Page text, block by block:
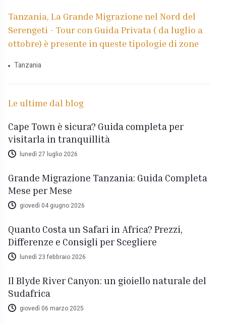
Tanzania, La Grande Migrazione nel Nord del
Serengeti - Tour con Guida Privata ( da luglio a
ottobre) è presente in queste tipologie di zone
Tanzania
Le ultime dal blog
Cape Town è sicura? Guida completa per
visitarla in tranquillità
lunedì 27 luglio 2026
Grande Migrazione Tanzania: Guida Completa
Mese per Mese
giovedì 04 giugno 2026
Quanto Costa un Safari in Africa? Prezzi,
Differenze e Consigli per Scegliere
lunedì 23 febbraio 2026
Il Blyde River Canyon: un gioiello naturale del
Sudafrica
giovedì 06 marzo 2025